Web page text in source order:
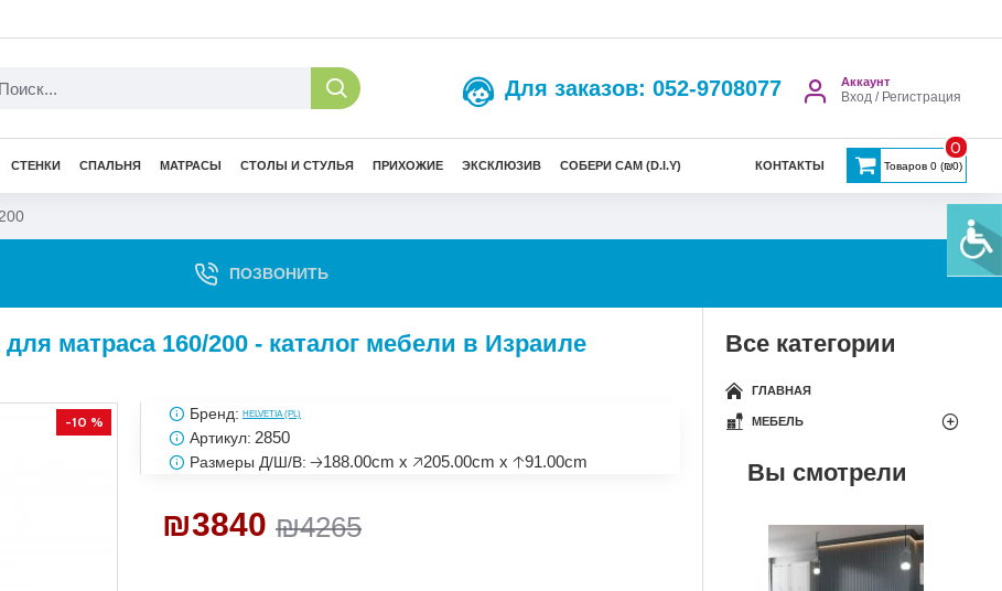
Для заказов: 052-9708077 Аккаунт
Вход / Регистрация
СТЕНКИ СПАЛЬНЯ МАТРАСЫ СТОЛЫ И СТУЛЬЯ ПРИХОЖИЕ ЭКСКЛЮЗИВ СОБЕРИ САМ (D.I.Y) КОНТАКТЫ Товаров 0 (₪0)
0
ПОЗВОНИТЬ
матраса 160/200 - каталог мебели в Израиле
-10 %
₪4265
₪3840
Бренд: HELVETIA (PL)
Артикул: 2850
Размеры Д/Ш/В: 🡢188.00cm x 🡥205.00cm x 🡡91.00cm
Все категории
ГЛАВНАЯ
МЕБЕЛЬ
Вы смотрели